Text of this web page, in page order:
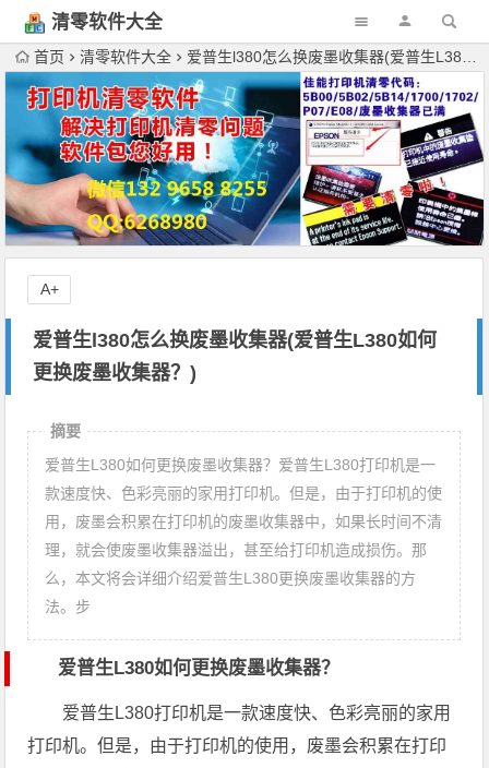
清零软件大全
下载
首页 清零软件大全 爱普生l380怎么换废墨收集器(爱普生L380如何更换废墨收集器？)
爱普生l380怎么换废墨收集器(爱普生L380如何
更换废墨收集器？)
A+
摘要
爱普生L380如何更换废墨收集器？爱普生L380打印机是一
款速度快、色彩亮丽的家用打印机。但是，由于打印机的使
用，废墨会积累在打印机的废墨收集器中，如果长时间不清
理，就会使废墨收集器溢出，甚至给打印机造成损伤。那
么，本文将会详细介绍爱普生L380更换废墨收集器的方
法。步
爱普生L380如何更换废墨收集器？
爱普生L380打印机是一款速度快、色彩亮丽的家用
打印机。但是，由于打印机的使用，废墨会积累在打印